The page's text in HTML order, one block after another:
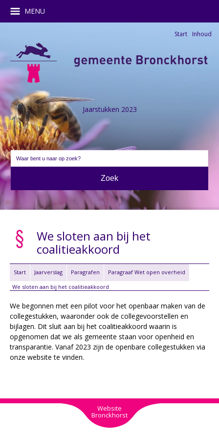
Jaarstukken 2023
Start Inhoud
MENU
We sloten aan bij het
coalitieakkoord
Start Jaarverslag Paragrafen
Paragraaf Wet open overheid
We sloten aan bij het coalitieakkoord
We begonnen met een pilot voor het openbaar maken van de
collegestukken, waaronder ook de collegevoorstellen en
bijlagen. Dit sluit aan bij het coalitieakkoord waarin is
opgenomen dat we als gemeente staan voor openheid en
transparantie. Vanaf 2023 zijn de openbare collegestukken via
onze website te vinden.
Website
Bronckhorst